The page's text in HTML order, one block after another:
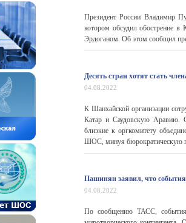
Президент России Владимир
котором обсудил обострение
Эрдоганом. Об этом сообщил
Десять стран хотят стать
04.08.2022
К Шанхайской организации
Катар и Саудовскую Аравию.
близкие к оргкомитету
ШОС, минуя бюрократическую
Пашинян заявил, что
04.08.2022
По сообщению ТАСС, события